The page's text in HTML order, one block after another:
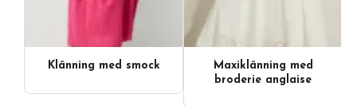
Klänning med smock
Maxiklänning med
broderie anglaise